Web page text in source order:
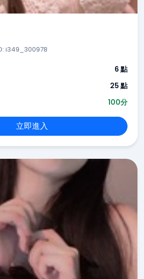
i349_300978
6 點
25 點
100分
立即進入